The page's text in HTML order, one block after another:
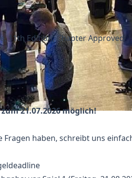
11th Edition, Chapter Approved
21.07.2026 möglich!
haben, schreibt uns